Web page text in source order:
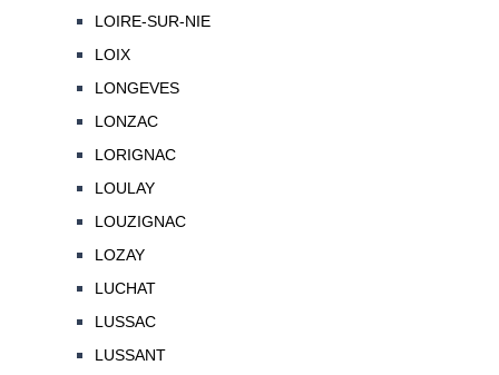
LOIRE-SUR-NIE
LOIX
LONGEVES
LONZAC
LORIGNAC
LOULAY
LOUZIGNAC
LOZAY
LUCHAT
LUSSAC
LUSSANT